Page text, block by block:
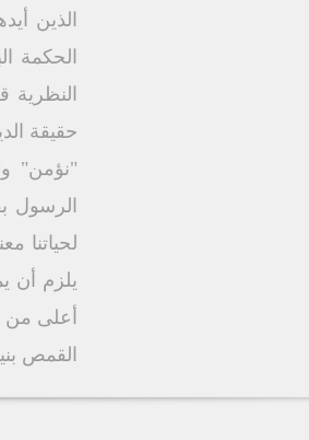
الذین
الحكمة
النظریة
حقیقة
"نؤمن"
لحیاتنا
یلزم أن
أعلى من
القمص